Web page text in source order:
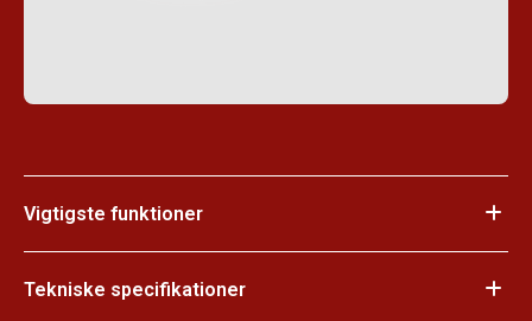
Vigtigste funktioner
Tekniske specifikationer